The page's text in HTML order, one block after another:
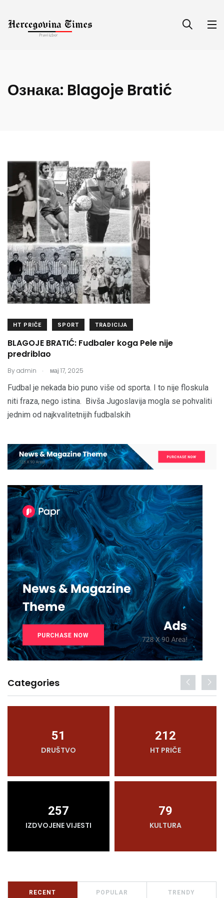
Ознака: Blagoje Bratić
HT PRIČE SPORT TRADICIJA
BLAGOJE BRATIĆ: Fudbaler koga Pele nije
predriblao
Byadmin . мај 17, 2025
Fudbal je nekada bio puno više od sporta. I to nije floskula
niti fraza, nego istina. Bivša Jugoslavija mogla se pohvaliti
jednim od najkvalitetnijih fudbalskih
Categories
51
DRUŠTVO
212
HT PRIČE
257
IZDVOJENE VIJESTI
79
KULTURA
RECENT POPULAR TRENDY